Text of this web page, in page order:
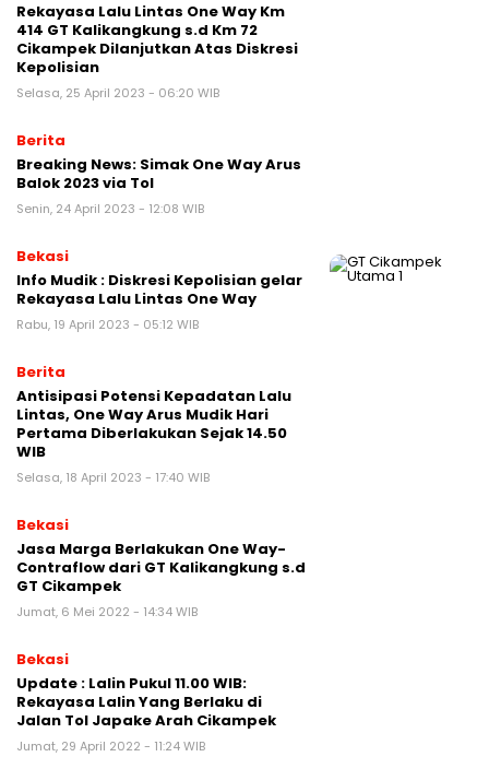
Rekayasa Lalu Lintas One Way Km
414 GT Kalikangkung s.d Km 72
Cikampek Dilanjutkan Atas Diskresi
Kepolisian
Selasa, 25 April 2023 - 06:20 WIB
Berita
Breaking News: Simak One Way Arus
Balok 2023 via Tol
Senin, 24 April 2023 - 12:08 WIB
Bekasi
Info Mudik : Diskresi Kepolisian gelar
Rekayasa Lalu Lintas One Way
Rabu, 19 April 2023 - 05:12 WIB
Berita
Antisipasi Potensi Kepadatan Lalu
Lintas, One Way Arus Mudik Hari
Pertama Diberlakukan Sejak 14.50
WIB
Selasa, 18 April 2023 - 17:40 WIB
Bekasi
Jasa Marga Berlakukan One Way-
Contraflow dari GT Kalikangkung s.d
GT Cikampek
Jumat, 6 Mei 2022 - 14:34 WIB
Bekasi
Update : Lalin Pukul 11.00 WIB:
Rekayasa Lalin Yang Berlaku di
Jalan Tol Japake Arah Cikampek
Jumat, 29 April 2022 - 11:24 WIB